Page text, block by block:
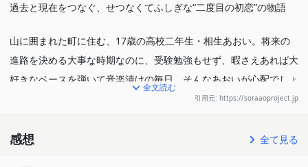
過去と現在をつなぐ、せつなくてふしぎな“二度目の初恋”の物語
山に囲まれた町に住む、17歳の高校二年生・相生あおい。将来の
進路を決める大事な時期なのに、受験勉強もせず、暇さえあれば大
好きなベースを弾いて音楽漬けの毎日。そんなあおいが心配でしょ
うがない姉・あかね。二人は、13年前に事故で両親を失った。当
職。それ以来、あおいの親代わりになり、二人きりで暮らしてきた
全文読む
引用元: https://soraaoproject.jp
感想 全て見る